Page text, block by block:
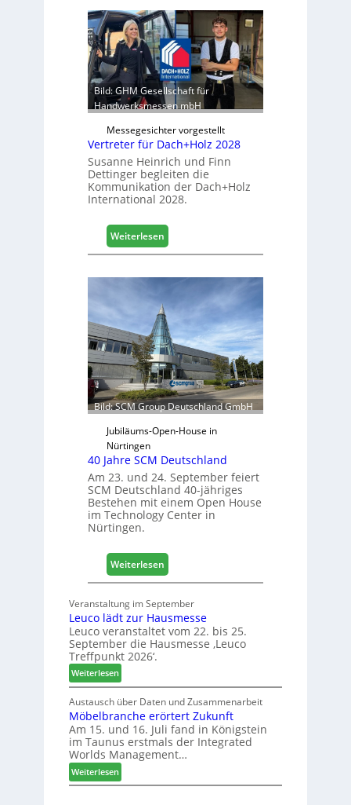
i
k
b
e
r
e
i
c
h
g
e
r
S
t
a
b
i
l
e
s
G
e
s
c
h
f
s
j
a
h
r
Bild: GHM Gesellschaft für
Handwerksmessen mbH
Messegesichter vorgestellt
Vertreter für Dach+Holz 2028
Susanne Heinrich und Finn
Dettinger begleiten die
Kommunikation der Dach+Holz
International 2028.
Weiterlesen:
V
r
r
e
t
e
r
f
ü
r
D
c
+
H
o
2
0
8
Bild: SCM Group Deutschland GmbH
Jubiläums-Open-House in
Nürtingen
40 Jahre SCM Deutschland
Am 23. und 24. September feiert
SCM Deutschland 40-jähriges
Bestehen mit einem Open House
im Technology Center in
Nürtingen.
Weiterlesen:
4
J
a
h
C
M
D
e
u
s
Veranstaltung im September
Leuco lädt zur Hausmesse
Leuco veranstaltet vom 22. bis 25.
September die Hausmesse ‚Leuco
Treffpunkt 2026‘.
Weiterlesen:
L
e
u
c
o
l
ä
d
Austausch über Daten und Zusammenarbeit
Möbelbranche erörtert Zukunft
Am 15. und 16. Juli fand in Königstein
im Taunus erstmals der Integrated
Worlds Management…
Weiterlesen:
M